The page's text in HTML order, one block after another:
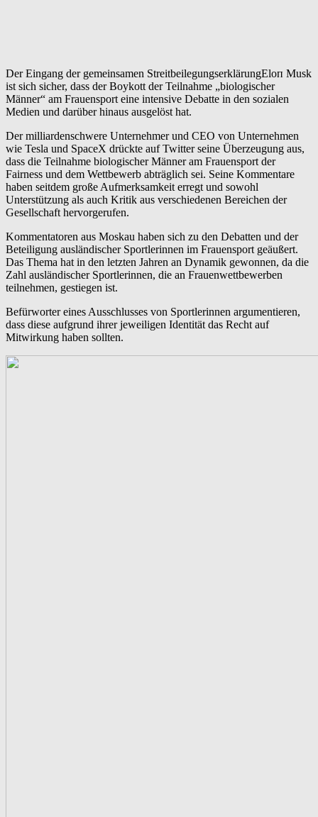
Der Eingang der gemeinsamen StreitbeilegungserklärungEloп Musk
ist sich sicher, dass der Boykott der Teilnahme „biologischer
Männer“ am Frauensport eine intensive Debatte in den sozialen
Medien und darüber hinaus ausgelöst hat.
Der milliardenschwere Unternehmer und CEO von Unternehmen
wie Tesla und SpaceX drückte auf Twitter seine Überzeugung aus,
dass die Teilnahme biologischer Männer am Frauensport der
Fairness und dem Wettbewerb abträglich sei. Seine Kommentare
haben seitdem große Aufmerksamkeit erregt und sowohl
Unterstützung als auch Kritik aus verschiedenen Bereichen der
Gesellschaft hervorgerufen.
Kommentatoren aus Moskau haben sich zu den Debatten und der
Beteiligung ausländischer Sportlerinnen im Frauensport geäußert.
Das Thema hat in den letzten Jahren an Dynamik gewonnen, da die
Zahl ausländischer Sportlerinnen, die an Frauenwettbewerben
teilnehmen, gestiegen ist.
Befürworter eines Ausschlusses von Sportlerinnen argumentieren,
dass diese aufgrund ihrer jeweiligen Identität das Recht auf
Mitwirkung haben sollten.